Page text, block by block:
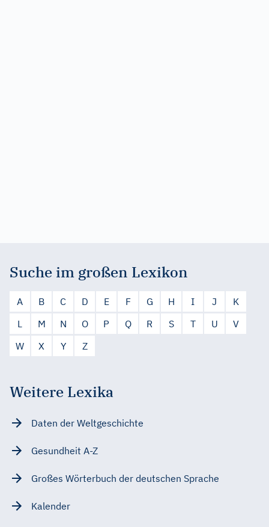
Suche im großen Lexikon
A B C D E F G H I J
K
L
M N O P Q R S T U
V
W
X Y Z
Weitere Lexika
Daten der Weltgeschichte
Gesundheit A-Z
Großes Wörterbuch der deutschen Sprache
Kalender